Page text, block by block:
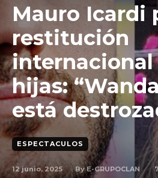
Mauro Icardi
restitución
internacional
hijas:
está
ESPECTACULOS
12 junio, 2025 By E-GRUPOCLAN